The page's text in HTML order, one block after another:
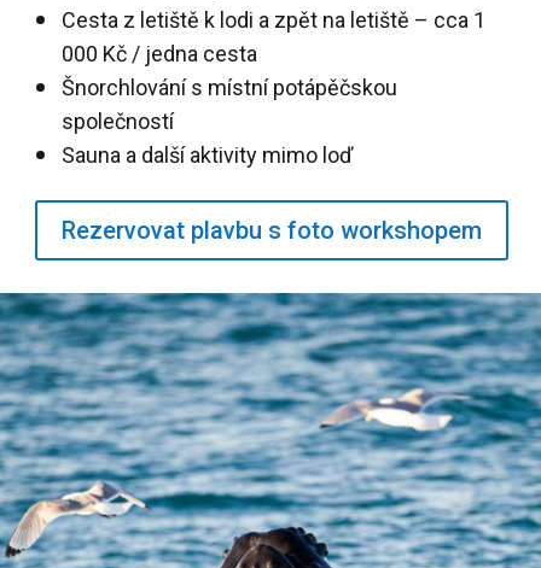
Cesta z letiště k lodi a zpět na letiště – cca 1
000 Kč / jedna cesta
Šnorchlování s místní potápěčskou
společností
Sauna a další aktivity mimo loď
Rezervovat plavbu s foto workshopem